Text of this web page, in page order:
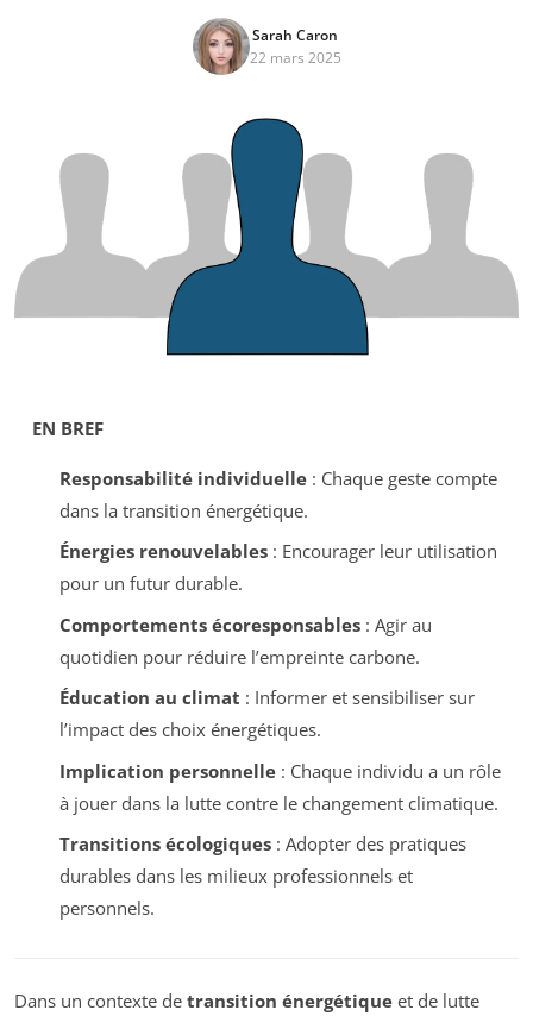
Sarah Caron
22 mars 2025
EN BREF
Responsabilité individuelle: Chaque geste compte
dans la transition énergétique.
Énergies renouvelables: Encourager leur utilisation
pour un futur durable.
Comportements écoresponsables: Agir au
quotidien pour réduire l’empreinte carbone.
Éducation au climat : Informer et sensibiliser sur
l’impact des choix énergétiques.
Implication personnelle: Chaque individu a un rôle
à jouer dans la lutte contre le changement climatique.
Transitions écologiques: Adopter des pratiques
durables dans les milieux professionnels et
personnels.
Dans un contexte de transition énergétique et de lutte